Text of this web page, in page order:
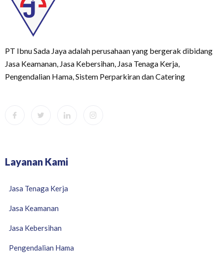
PT Ibnu Sada Jaya adalah perusahaan yang bergerak dibidang
Jasa Keamanan, Jasa Kebersihan, Jasa Tenaga Kerja,
Pengendalian Hama, Sistem Perparkiran dan Catering
Layanan Kami
Jasa Tenaga Kerja
Jasa Keamanan
Jasa Kebersihan
Pengendalian Hama